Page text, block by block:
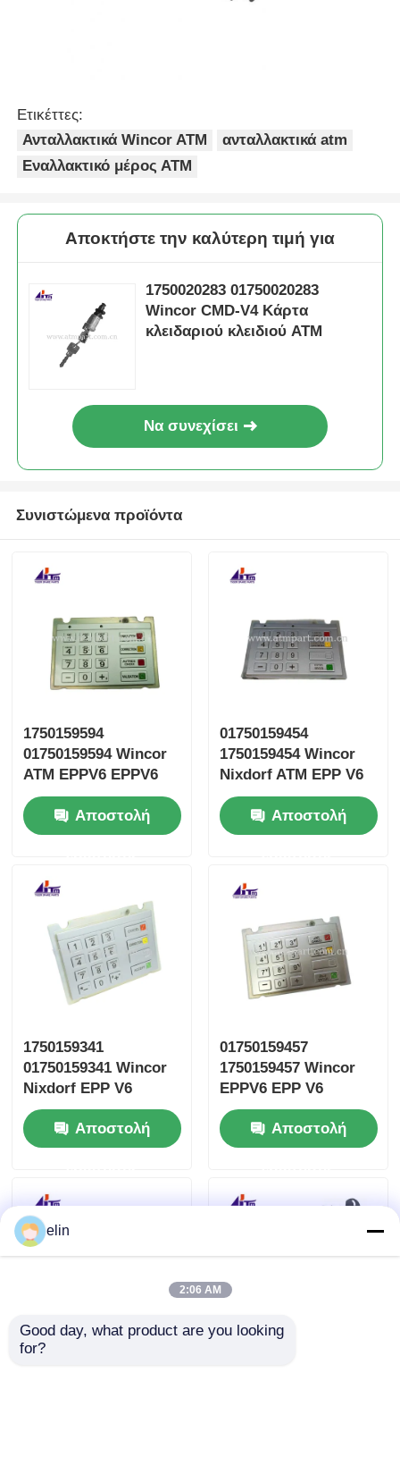
Ετικέττες:
Ανταλλακτικά Wincor ATM
ανταλλακτικά atm
Εναλλακτικό μέρος ΑΤΜ
Αποκτήστε την καλύτερη τιμή για
1750020283 01750020283
Wincor CMD-V4 Κάρτα
κλειδαριού κλειδιού ΑΤΜ
Να συνεχίσει
Συνιστώμενα προϊόντα
1750159594
01750159594 Wincor
ATM EPPV6 EPPV6
Γαλλικό
πληκτρολόγιο
Αποστολή
01750159454
1750159454 Wincor
Nixdorf ATM EPP V6
Ρωσικό
πληκτρολόγιο
Αποστολή
1750159341
01750159341 Wincor
Nixdorf EPP V6
Αγγλικό
πληκτρολόγιο EPPV6
Αποστολή
01750159457
1750159457 Wincor
EPPV6 EPP V6
πληκτρολόγιο
Αποστολή
elin
2:06 AM
Good day, what product are you looking
for?